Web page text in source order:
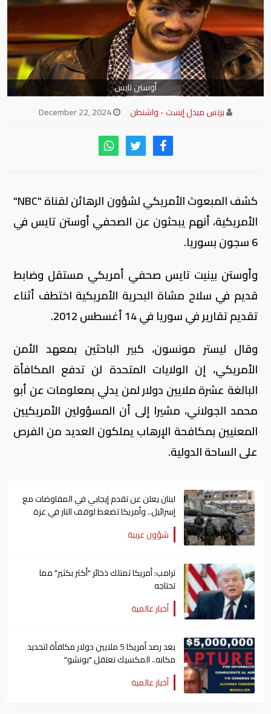
أوستن تايس
بزنس ميدل إيست - واشنطن
كشف المبعوث الأمريكي لشؤون الرهائن لقناة "NBC"
الأمريكية، أنهم يبحثون عن الصحفي أوستن تايس في
6 سجون بسوريا.
وأوستن بينيت تايس صحفي أمريكي مستقل وضابط
قديم في سلاح مشاة البحرية الأمريكية اختطف أثناء
تقديم تقارير في سوريا في 14 أغسطس 2012.
وقال ليستر مونسون، كبير الباحثين بمعهد الأمن
الأمريكي، إن الولايات المتحدة لن تدفع المكافأة
البالغة عشرة ملايين دولار لمن يدلي بمعلومات عن أبو
محمد الجولاني، مشيرا إلى أن المسؤولين الأمريكيين
المعنيين بمكافحة الإرهاب يملكون العديد من الفرص
على الساحة الدولية.
لبنان يعلن عن تقدم إيجابي في المفاوضات مع
إسرائيل.. وأمريكا تضغط لوقف النار في غزة
شؤون عربية
ترامب: أمريكا تمتلك ذخائر "أكثر بكثير" مما
تحتاجه
أخبار عالمية
بعد رصد أمريكا 5 ملايين دولار مكافأة لتحديد
مكانه.. المكسيك تعتقل "بونشو"
أخبار عالمية